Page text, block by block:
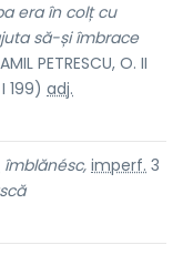
era în colț cu
să-și îmbrace
PETRESCU, O. II
199) adj.
îmblănésc, imperf. 3